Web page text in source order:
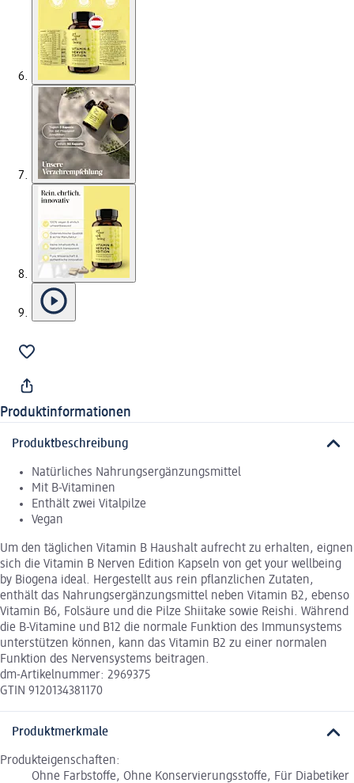
Produktinformationen
Produktbeschreibung
Natürliches Nahrungsergänzungsmittel
Mit B-Vitaminen
Enthält zwei Vitalpilze
Vegan
Um den täglichen Vitamin B Haushalt aufrecht zu erhalten, eignen
sich die Vitamin B Nerven Edition Kapseln von get your wellbeing
by Biogena ideal. Hergestellt aus rein pflanzlichen Zutaten,
enthält das Nahrungsergänzungsmittel neben Vitamin B2, ebenso
Vitamin B6, Folsäure und die Pilze Shiitake sowie Reishi. Während
die B-Vitamine und B12 die normale Funktion des Immunsystems
unterstützen können, kann das Vitamin B2 zu einer normalen
Funktion des Nervensystems beitragen.
dm-Artikelnummer: 2969375
GTIN 9120134381170
Produktmerkmale
Produkteigenschaften:
Ohne Farbstoffe, Ohne Konservierungsstoffe, Für Diabetiker